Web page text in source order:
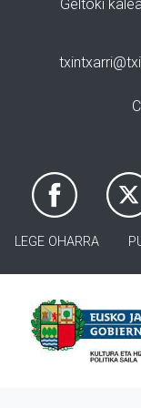
Geltoki
LEGE OHARRA